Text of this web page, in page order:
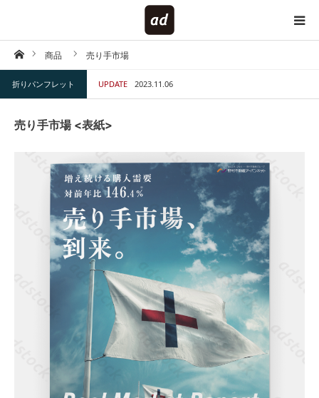
ホーム商品 売り手市場
折りパンフレット UPDATE 2023.11.06
売り手市場 <表紙>
HOME
対象で探す
仕様で探す
キーワードで探す
テイストで探す